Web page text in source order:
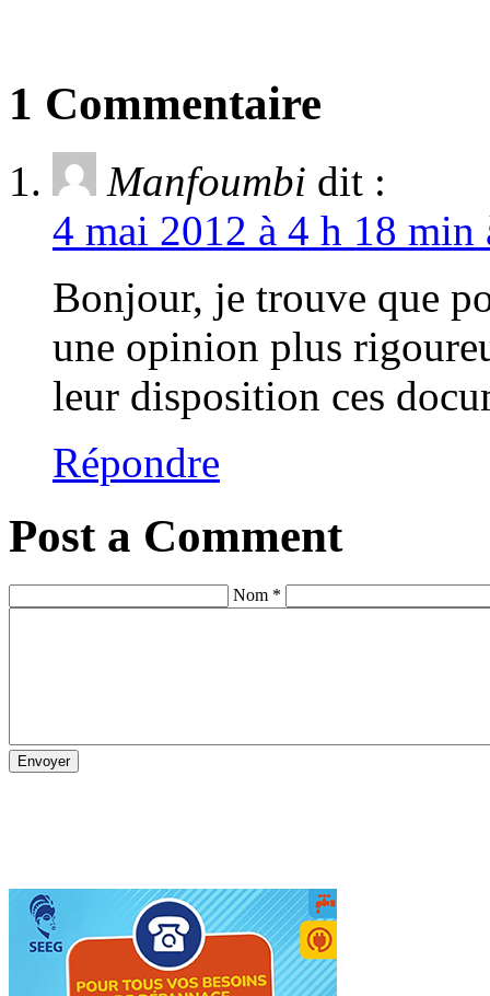
1 Commentaire
Manfoumbi dit :
4 mai 2012 à 4 h 18 min
Bonjour, je trouve que
une opinion plus
leur disposition ces
Répondre
Post a Comment
Nom *